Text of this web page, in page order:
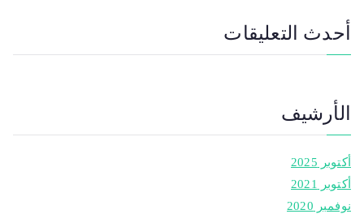
أحدث التعليقات
الأرشيف
أكتوبر 2025
أكتوبر 2021
نوفمبر 2020